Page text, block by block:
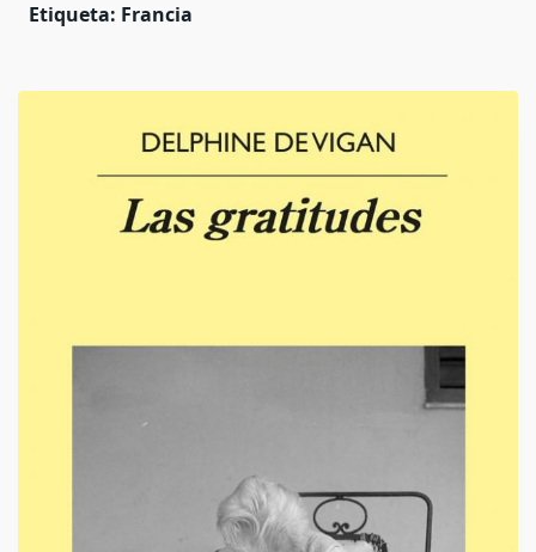
Etiqueta: Francia